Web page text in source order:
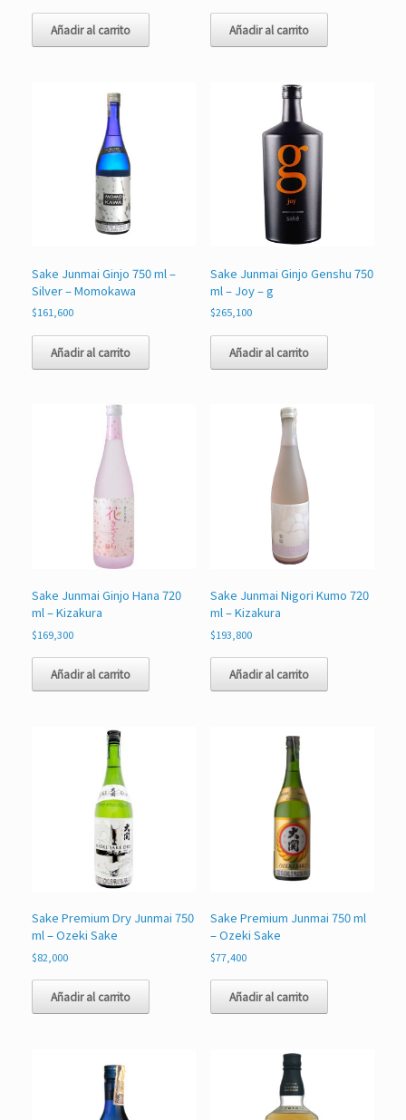
Añadir al carrito Añadir al carrito
Sake Junmai Ginjo 750 ml –
Silver – Momokawa
$161,600
Añadir al carrito
Sake Junmai Ginjo Genshu 750
ml – Joy – g
$265,100
Añadir al carrito
Sake Junmai Ginjo Hana 720
ml – Kizakura
$169,300
Añadir al carrito
Sake Junmai Nigori Kumo 720
ml – Kizakura
$193,800
Añadir al carrito
Sake Premium Dry Junmai 750
ml – Ozeki Sake
$82,000
Añadir al carrito
Sake Premium Junmai 750 ml
– Ozeki Sake
$77,400
Añadir al carrito